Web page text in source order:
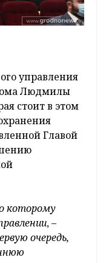
управления
Людмилы
стоит в этом
Главой
которому
, –
очередь,